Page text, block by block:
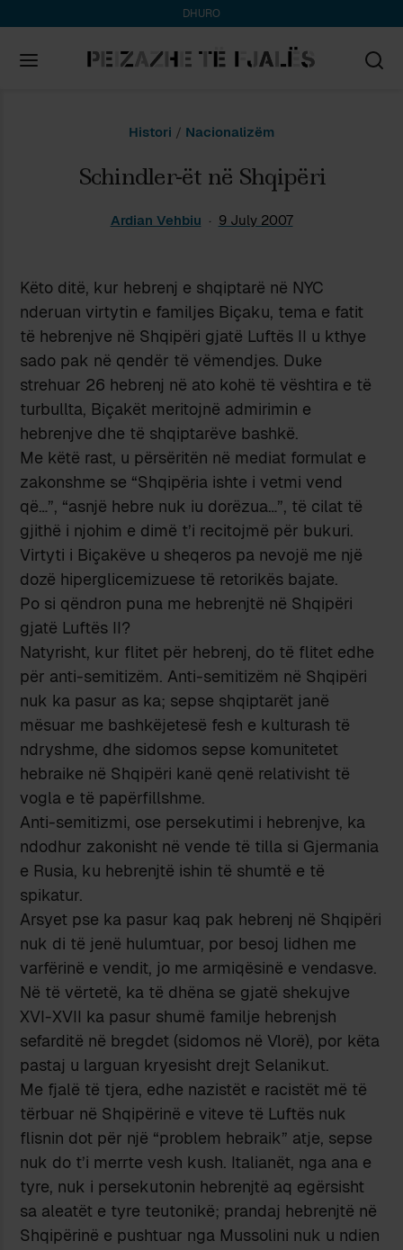
DHURO
Histori / Nacionalizëm
Schindler-ët në Shqipëri
Ardian Vehbiu 9 July 2007
Këto ditë, kur hebrenj e shqiptarë në NYC
nderuan virtytin e familjes Biçaku, tema e fatit
të hebrenjve në Shqipëri gjatë Luftës II u kthye
sado pak në qendër të vëmendjes. Duke
strehuar 26 hebrenj në ato kohë të vështira e të
turbullta, Biçakët meritojnë admirimin e
hebrenjve dhe të shqiptarëve bashkë.
Me këtë rast, u përsëritën në mediat formulat e
zakonshme se “Shqipëria ishte i vetmi vend
që…”, “asnjë hebre nuk iu dorëzua…”, të cilat të
gjithë i njohim e dimë t’i recitojmë për bukuri.
Virtyti i Biçakëve u sheqeros pa nevojë me një
dozë hiperglicemizuese të retorikës bajate.
Po si qëndron puna me hebrenjtë në Shqipëri
gjatë Luftës II?
Natyrisht, kur flitet për hebrenj, do të flitet edhe
për anti-semitizëm. Anti-semitizëm në Shqipëri
nuk ka pasur as ka; sepse shqiptarët janë
mësuar me bashkëjetesë fesh e kulturash të
ndryshme, dhe sidomos sepse komunitetet
hebraike në Shqipëri kanë qenë relativisht të
vogla e të papërfillshme.
Anti-semitizmi, ose persekutimi i hebrenjve, ka
ndodhur zakonisht në vende të tilla si Gjermania
e Rusia, ku hebrenjtë ishin të shumtë e të
spikatur.
Arsyet pse ka pasur kaq pak hebrenj në Shqipëri
nuk di të jenë hulumtuar, por besoj lidhen me
varfërinë e vendit, jo me armiqësinë e vendasve.
Në të vërtetë, ka të dhëna se gjatë shekujve
XVI-XVII ka pasur shumë familje hebrenjsh
sefarditë në bregdet (sidomos në Vlorë), por këta
pastaj u larguan kryesisht drejt Selanikut.
Me fjalë të tjera, edhe nazistët e racistët më të
tërbuar në Shqipërinë e viteve të Luftës nuk
flisnin dot për një “problem hebraik” atje, sepse
nuk do t’i merrte vesh kush. Italianët, nga ana e
tyre, nuk i persekutonin hebrenjtë aq egërsisht
sa aleatët e tyre teutonikë; prandaj hebrenjtë në
Shqipërinë e pushtuar nga Mussolini nuk u ndien